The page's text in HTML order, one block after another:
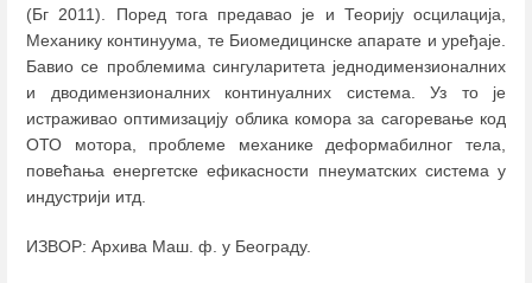
(Бг 2011). Поред тога предавао је и Теорију осцилација,
Механику континуума, те Биомедицинске апарате и уређаје.
Бавио се проблемима сингуларитета једнодимензионалних
и дводимензионалних континуалних система. Уз то је
истраживао оптимизацију облика комора за сагоревање код
ОТО мотора, проблеме механике деформабилног тела,
повећања енергетске ефикасности пнеуматских система у
индустрији итд.
ИЗВОР: Архива Маш. ф. у Београду.